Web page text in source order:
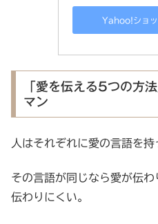
Yahoo!ショッ
「愛を伝える5つの方
マン
人はそれぞれに愛の言語を持
その言語が同じなら愛が伝
伝わりにくい。